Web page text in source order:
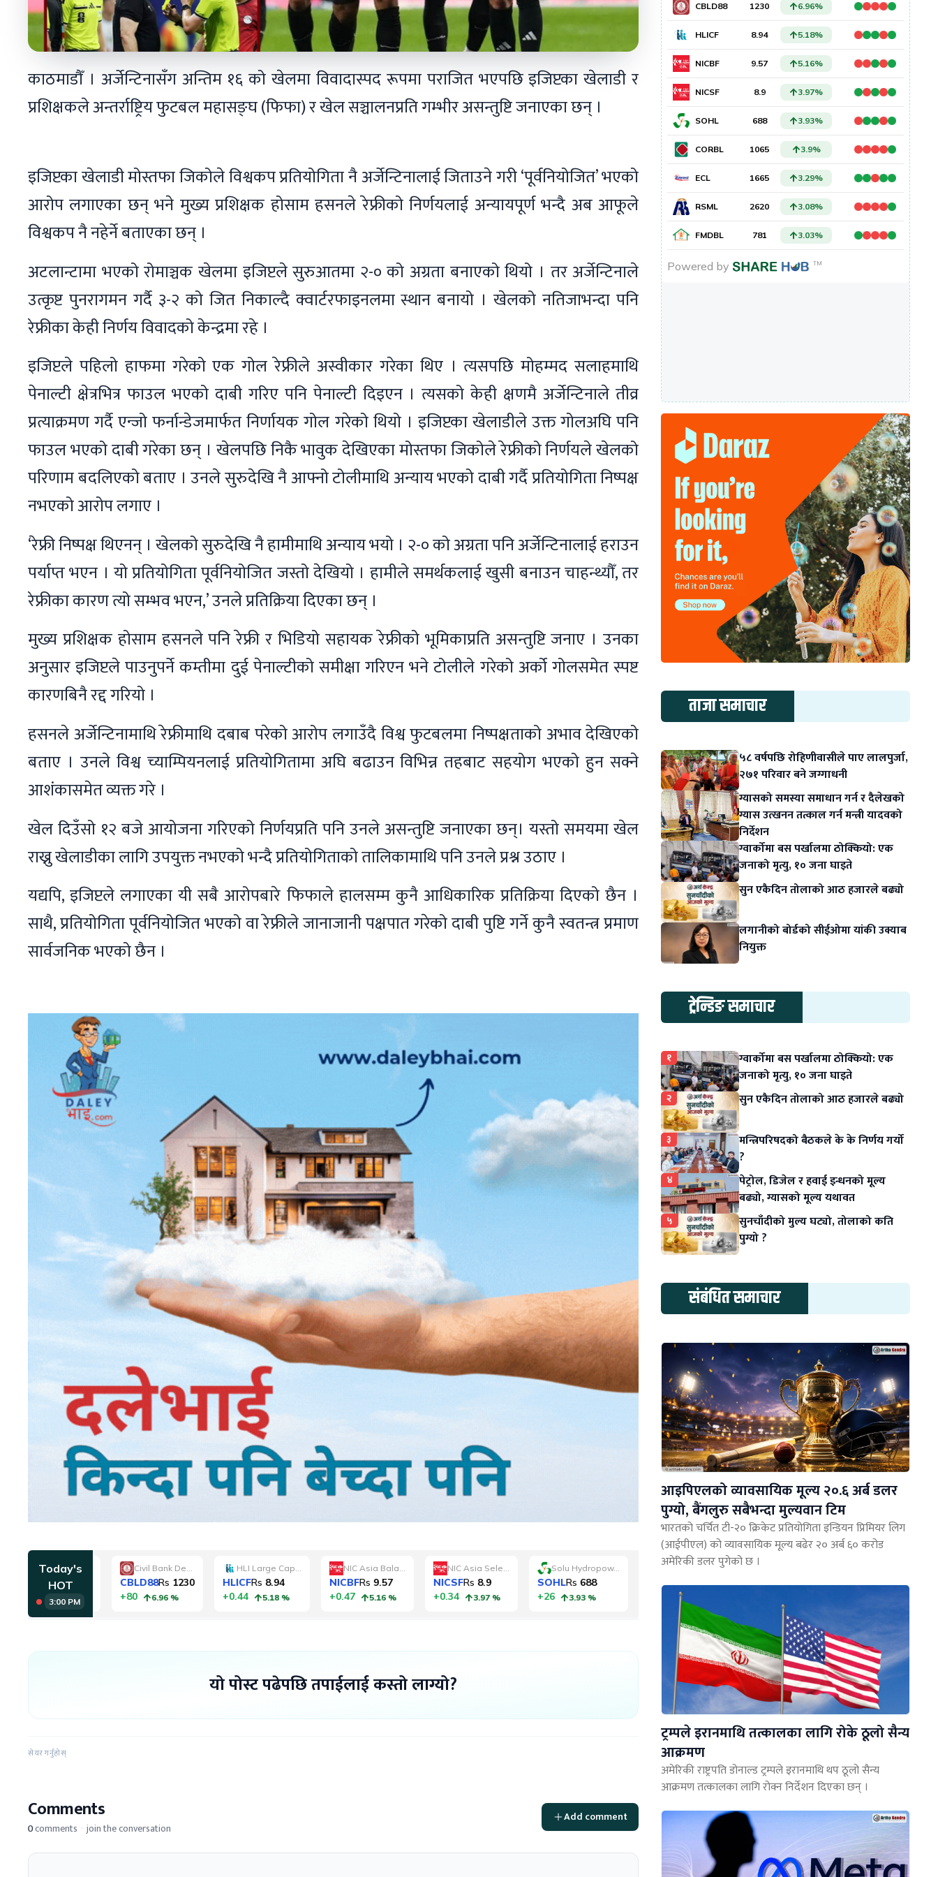
काठमाडौँ । अर्जेन्टिनासँग अन्तिम १६ को खेलमा विवादास्पद रूपमा पराजित भएपछि इजिप्टका खेलाडी र
प्रशिक्षकले अन्तर्राष्ट्रिय फुटबल महासङ्घ (फिफा) र खेल सञ्चालनप्रति गम्भीर असन्तुष्टि जनाएका छन् ।
इजिप्टका खेलाडी मोस्तफा जिकोले विश्वकप प्रतियोगिता नै अर्जेन्टिनालाई जिताउने गरी ‘पूर्वनियोजित’ भएको
आरोप लगाएका छन् भने मुख्य प्रशिक्षक होसाम हसनले रेफ्रीको निर्णयलाई अन्यायपूर्ण भन्दै अब आफूले
विश्वकप नै नहेर्ने बताएका छन् ।
अटलान्टामा भएको रोमाञ्चक खेलमा इजिप्टले सुरुआतमा २-० को अग्रता बनाएको थियो । तर अर्जेन्टिनाले
उत्कृष्ट पुनरागमन गर्दै ३-२ को जित निकाल्दै क्वार्टरफाइनलमा स्थान बनायो । खेलको नतिजाभन्दा पनि
रेफ्रीका केही निर्णय विवादको केन्द्रमा रहे ।
इजिप्टले पहिलो हाफमा गरेको एक गोल रेफ्रीले अस्वीकार गरेका थिए । त्यसपछि मोहम्मद सलाहमाथि
पेनाल्टी क्षेत्रभित्र फाउल भएको दाबी गरिए पनि पेनाल्टी दिइएन । त्यसको केही क्षणमै अर्जेन्टिनाले तीव्र
प्रत्याक्रमण गर्दै एन्जो फर्नान्डेजमार्फत निर्णायक गोल गरेको थियो । इजिप्टका खेलाडीले उक्त गोलअघि पनि
फाउल भएको दाबी गरेका छन् । खेलपछि निकै भावुक देखिएका मोस्तफा जिकोले रेफ्रीको निर्णयले खेलको
परिणाम बदलिएको बताए । उनले सुरुदेखि नै आफ्नो टोलीमाथि अन्याय भएको दाबी गर्दै प्रतियोगिता निष्पक्ष
नभएको आरोप लगाए ।
‘रेफ्री निष्पक्ष थिएनन् । खेलको सुरुदेखि नै हामीमाथि अन्याय भयो । २-० को अग्रता पनि अर्जेन्टिनालाई हराउन
पर्याप्त भएन । यो प्रतियोगिता पूर्वनियोजित जस्तो देखियो । हामीले समर्थकलाई खुसी बनाउन चाहन्थ्यौँ, तर
रेफ्रीका कारण त्यो सम्भव भएन,’ उनले प्रतिक्रिया दिएका छन् ।
मुख्य प्रशिक्षक होसाम हसनले पनि रेफ्री र भिडियो सहायक रेफ्रीको भूमिकाप्रति असन्तुष्टि जनाए । उनका
अनुसार इजिप्टले पाउनुपर्ने कम्तीमा दुई पेनाल्टीको समीक्षा गरिएन भने टोलीले गरेको अर्को गोलसमेत स्पष्ट
कारणबिनै रद्द गरियो ।
हसनले अर्जेन्टिनामाथि रेफ्रीमाथि दबाब परेको आरोप लगाउँदै विश्व फुटबलमा निष्पक्षताको अभाव देखिएको
बताए । उनले विश्व च्याम्पियनलाई प्रतियोगितामा अघि बढाउन विभिन्न तहबाट सहयोग भएको हुन सक्ने
आशंकासमेत व्यक्त गरे ।
खेल दिउँसो १२ बजे आयोजना गरिएको निर्णयप्रति पनि उनले असन्तुष्टि जनाएका छन्। यस्तो समयमा खेल
राख्नु खेलाडीका लागि उपयुक्त नभएको भन्दै प्रतियोगिताको तालिकामाथि पनि उनले प्रश्न उठाए ।
यद्यपि, इजिप्टले लगाएका यी सबै आरोपबारे फिफाले हालसम्म कुनै आधिकारिक प्रतिक्रिया दिएको छैन ।
साथै, प्रतियोगिता पूर्वनियोजित भएको वा रेफ्रीले जानाजानी पक्षपात गरेको दाबी पुष्टि गर्ने कुनै स्वतन्त्र प्रमाण
सार्वजनिक भएको छैन ।
यो पोस्ट पढेपछि तपाईलाई कस्तो लाग्यो?
सेयर गर्नुहोस्
Comments
0comments · join the conversation
Add comment
ताजा समाचार
५८ वर्षपछि रोहिणीवासीले पाए लालपुर्जा,
२७१ परिवार बने जग्गाधनी
ग्यासको समस्या समाधान गर्न र दैलेखको
ग्यास उत्खनन तत्काल गर्न मन्त्री यादवको
निर्देशन
ग्वार्कोमा बस पर्खालमा ठोक्कियो: एक
जनाको मृत्यु, १० जना घाइते
सुन एकैदिन तोलाको आठ हजारले बढ्यो
लगानीको बोर्डको सीईओमा यांकी उक्याब
नियुक्त
ट्रेन्डिङ समाचार
१
ग्वार्कोमा बस पर्खालमा ठोक्कियो: एक
जनाको मृत्यु, १० जना घाइते
२ सुन एकैदिन तोलाको आठ हजारले बढ्यो
३
मन्त्रिपरिषदको बैठकले के के निर्णय गर्यो
?
४
पेट्रोल, डिजेल र हवाई इन्धनको मूल्य
बढ्यो, ग्यासको मूल्य यथावत
५
सुनचाँदीको मुल्य घट्यो, तोलाको कति
पुग्यो ?
संबंधित समाचार
आइपिएलको व्यावसायिक मूल्य २०.६ अर्ब डलर
पुग्यो, बैंगलुरु सबैभन्दा मुल्यवान टिम
भारतको चर्चित टी-२० क्रिकेट प्रतियोगिता इन्डियन प्रिमियर लिग
(आईपीएल) को व्यावसायिक मूल्य बढेर २० अर्ब ६० करोड
अमेरिकी डलर पुगेको छ ।
ट्रम्पले इरानमाथि तत्कालका लागि रोके ठूलो सैन्य
आक्रमण
अमेरिकी राष्ट्रपति डोनाल्ड ट्रम्पले इरानमाथि थप ठूलो सैन्य
आक्रमण तत्कालका लागि रोक्न निर्देशन दिएका छन् ।